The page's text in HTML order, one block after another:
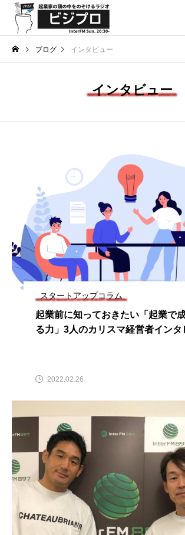
起業家による起業家のためのメディア
INNOVATOR’S TALK スタートアップコラム
D2C DX M&A
SNSマーケティング インカムゲイン
インタビュ＾ インタビュー
キャピタルゲイン コト消費
ビジネスフレームワーク
レンタルビジネス 事業承継
起業の失敗図鑑 起業完全ガイド
音声メディア
ブログ インタビュー
インタビュー
スタートアップコラム
起業前に知っておきたい「起業で
る力」3人のカリスマ経営者インタ
2022.02.26